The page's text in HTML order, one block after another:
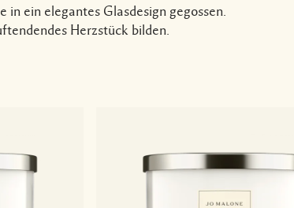
ein elegantes Glasdesign gegossen.
Herzstück bilden.